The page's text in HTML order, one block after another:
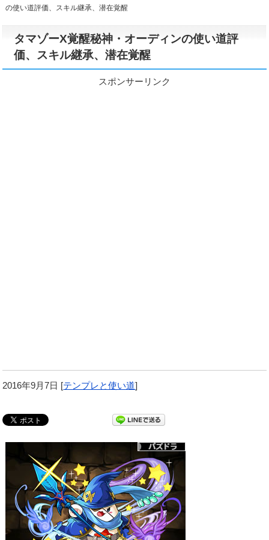
の使い道評価、スキル継承、潜在覚醒
タマゾーX覚醒秘神・オーディンの使い道評
価、スキル継承、潜在覚醒
スポンサーリンク
2016年9月7日 [テンプレと使い道]